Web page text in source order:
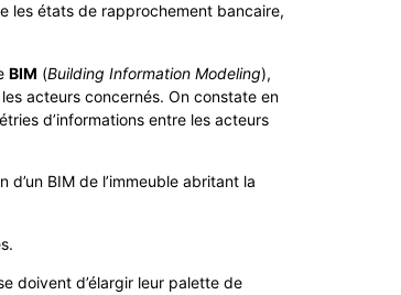
les états de rapprochement bancaire,
BIM (Building Information Modeling),
acteurs concernés. On constate en
d’informations entre les acteurs
BIM de l’immeuble abritant la
doivent d’élargir leur palette de